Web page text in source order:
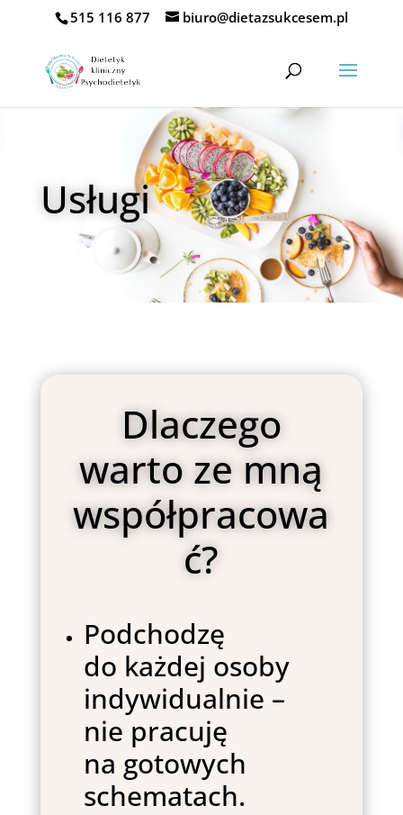
515 116 877 biuro@dietazsukcesem.pl
Usługi
Dlaczego
warto ze mną
współpracowa
ć?
Podchodzę
do każdej osoby
indywidualnie –
nie pracuję
na gotowych
schematach.